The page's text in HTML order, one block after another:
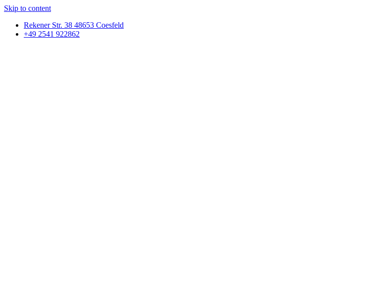
Skip to content
Rekener Str. 38 48653 Coesfeld
+49 2541 922862